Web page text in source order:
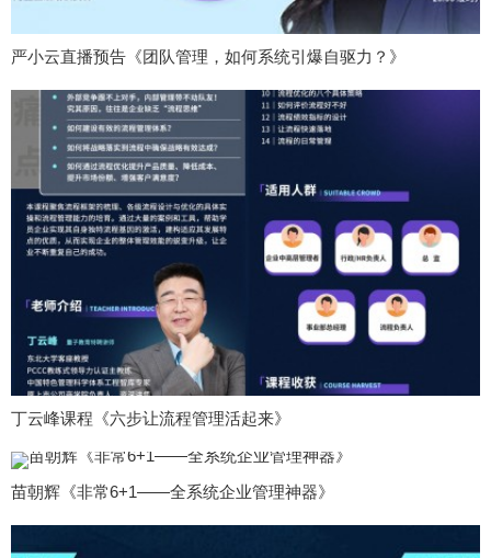
严小云直播预告《团队管理，如何系统引爆自驱力？》
丁云峰课程《六步让流程管理活起来》
苗朝辉《非常6+1——全系统企业管理神器》